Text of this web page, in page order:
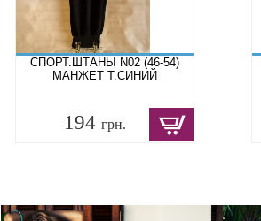
СПОРТ.ШТАНЫ N02 (46-54)
МАНЖЕТ Т.СИНИЙ
194 грн.